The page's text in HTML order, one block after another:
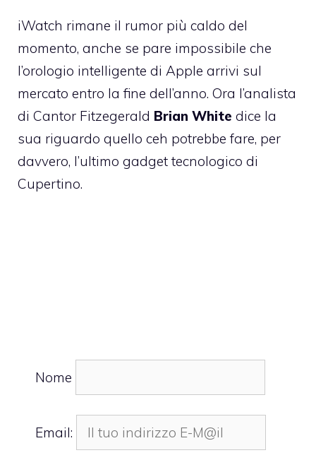
iWatch rimane il rumor più caldo del
momento, anche se pare impossibile che
l’orologio intelligente di Apple arrivi sul
mercato entro la fine dell’anno. Ora l’analista
di Cantor Fitzegerald Brian White dice la
sua riguardo quello ceh potrebbe fare, per
davvero, l’ultimo gadget tecnologico di
Cupertino.
Nome
Email: